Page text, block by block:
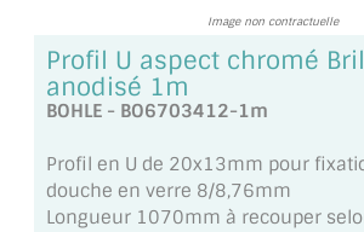
MIROIR VIEILLI
MIROIR DÉCORATIF DE COULEUR
LOTS DE MIROIRS EN MOZAÏQUE
MIROIR POUR PORTE
Image non contractuelle
Profil U aspect chromé
anodisé 1m
BOHLE - BO6703412-1m
Profil en U de 20x13mm pour
douche en verre 8/8,76mm
Longueur 1070mm à recouper